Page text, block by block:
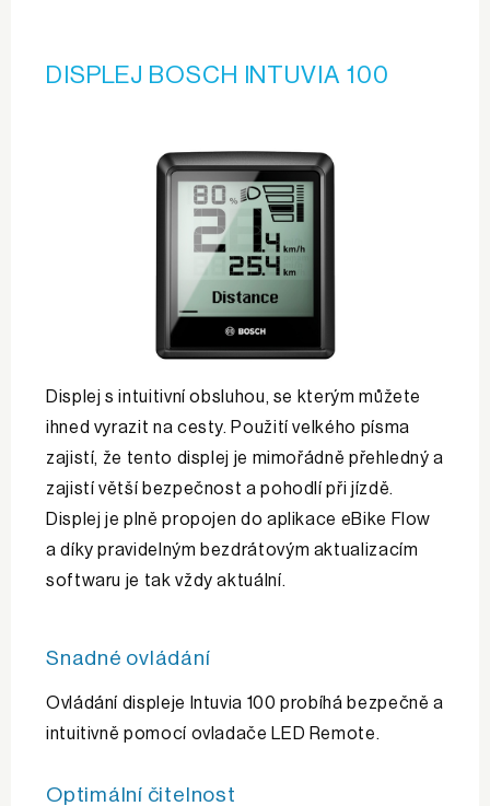
DISPLEJ BOSCH INTUVIA 100
Displej s intuitivní obsluhou, se kterým můžete
ihned vyrazit na cesty. Použití velkého písma
zajistí, že tento displej je mimořádně přehledný a
zajistí větší bezpečnost a pohodlí při jízdě.
Displej je plně propojen do aplikace eBike Flow
a díky pravidelným bezdrátovým aktualizacím
softwaru je tak vždy aktuální.
Snadné ovládání
Ovládání displeje Intuvia 100 probíhá bezpečně a
intuitivně pomocí ovladače LED Remote.
Optimální čitelnost